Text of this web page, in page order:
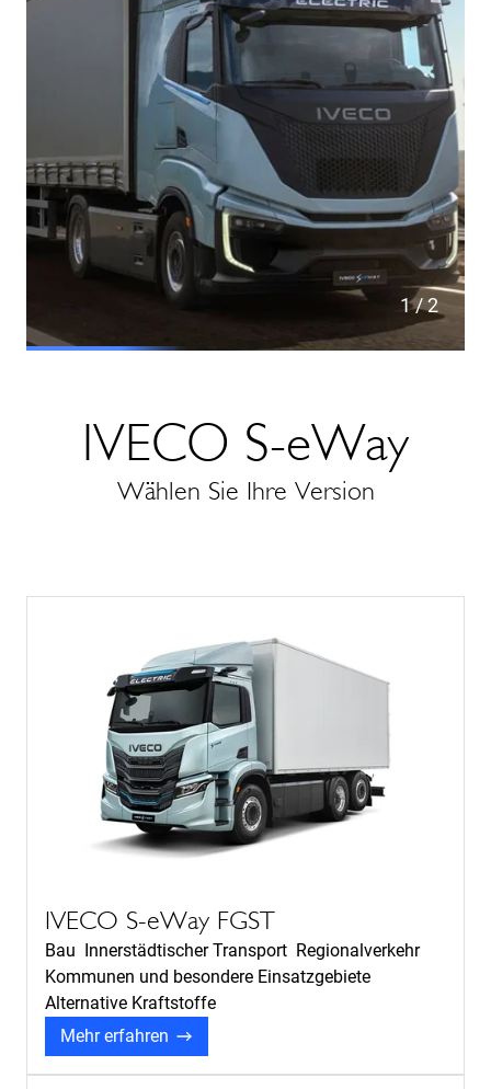
1/ 2
IVECO S-eWay
Wählen Sie Ihre Version
IVECO S-eWay FGST
Bau Innerstädtischer Transport Regionalverkehr
Kommunen und besondere Einsatzgebiete
Alternative Kraftstoffe
Mehr erfahren